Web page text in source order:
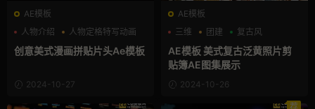
AE模板
人物介绍
人物定格特写动画
复古风
创意美式漫画拼贴片头Ae模板
2024-10-27
AE模板
三维
团建 复古风
AE模板 美式复古泛黄照片剪
贴簿AE图集展示
2024-10-26
荐